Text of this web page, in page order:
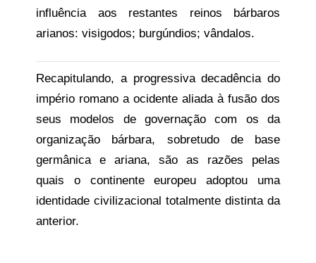
influência aos restantes reinos bárbaros
arianos: visigodos; burgúndios; vândalos.
Recapitulando, a progressiva decadência do
império romano a ocidente aliada à fusão dos
seus modelos de governação com os da
organização bárbara, sobretudo de base
germânica e ariana, são as razões pelas
quais o continente europeu adoptou uma
identidade civilizacional totalmente distinta da
anterior.